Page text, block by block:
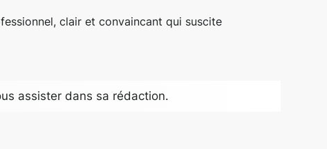
clair et convaincant qui suscite
assister dans sa rédaction.